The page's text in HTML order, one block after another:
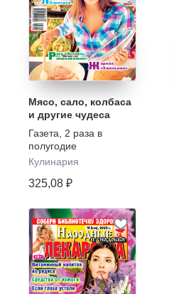
Мясо, сало, колбаса
и другие чудеса
Газета
2 раза в
полугодие
Кулинария
325,08 ₽